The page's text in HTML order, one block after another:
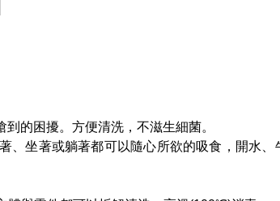
的困擾。方便清洗，不滋生細菌。
、坐著或躺著都可以隨心所欲的吸食，開水、